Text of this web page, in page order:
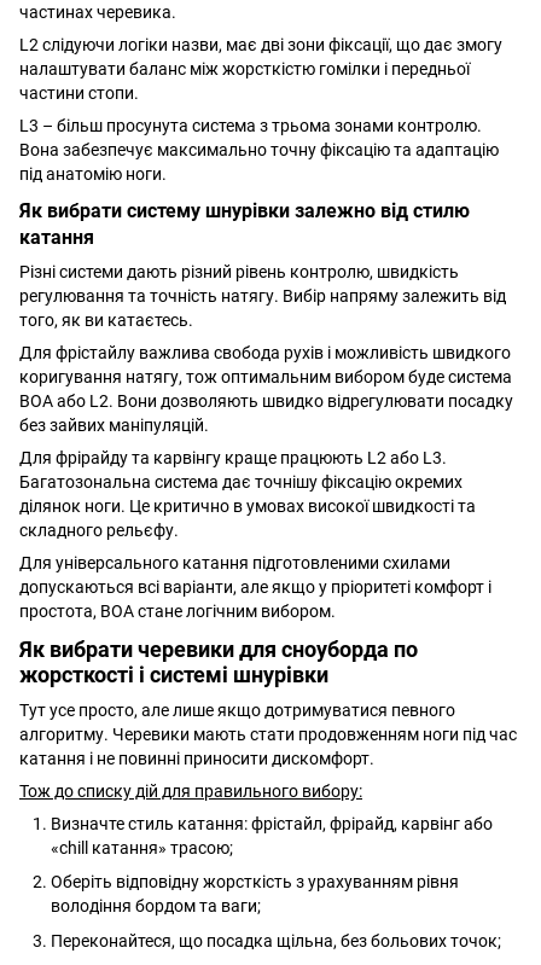
частинах черевика.
L2 слідуючи логіки назви, має дві зони фіксації, що дає змогу
налаштувати баланс між жорсткістю гомілки і передньої
частини стопи.
L3 – більш просунута система з трьома зонами контролю.
Вона забезпечує максимально точну фіксацію та адаптацію
під анатомію ноги.
Як вибрати систему шнурівки залежно від стилю
катання
Різні системи дають різний рівень контролю, швидкість
регулювання та точність натягу. Вибір напряму залежить від
того, як ви катаєтесь.
Для фрістайлу важлива свобода рухів і можливість швидкого
коригування натягу, тож оптимальним вибором буде система
BOA або L2. Вони дозволяють швидко відрегулювати посадку
без зайвих маніпуляцій.
Для фрірайду та карвінгу краще працюють L2 або L3.
Багатозональна система дає точнішу фіксацію окремих
ділянок ноги. Це критично в умовах високої швидкості та
складного рельєфу.
Для універсального катання підготовленими схилами
допускаються всі варіанти, але якщо у пріоритеті комфорт і
простота, BOA стане логічним вибором.
Як вибрати черевики для сноуборда по
жорсткості і системі шнурівки
Тут усе просто, але лише якщо дотримуватися певного
алгоритму. Черевики мають стати продовженням ноги під час
катання і не повинні приносити дискомфорт.
Тож до списку дій для правильного вибору:
Визначте стиль катання: фрістайл, фрірайд, карвінг або
«chill катання» трасою;
Оберіть відповідну жорсткість з урахуванням рівня
володіння бордом та ваги;
Переконайтеся, що посадка щільна, без больових точок;